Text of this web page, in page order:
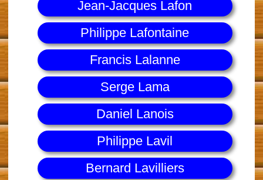
Jean-Jacques Lafon
Philippe Lafontaine
Francis Lalanne
Serge Lama
Daniel Lanois
Philippe Lavil
Bernard Lavilliers